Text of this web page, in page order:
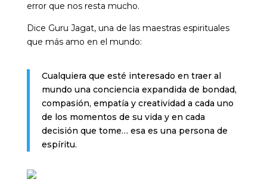
error que nos resta mucho.
Dice Guru Jagat, una de las maestras espirituales
que más amo en el mundo:
Cualquiera que esté interesado en traer al
mundo una conciencia expandida de bondad,
compasión, empatía y creatividad a cada uno
de los momentos de su vida y en cada
decisión que tome… esa es una persona de
espíritu.